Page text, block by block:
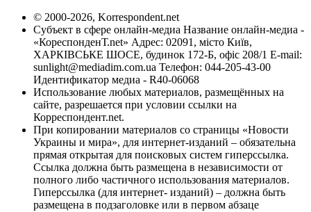
© 2000-2026, Korrespondent.net
Субъект в сфере онлайн-медиа Название онлайн-медиа -
«КореспонденТ.net» Адрес: 02091, місто Київ,
ХАРКІВСЬКЕ ШОСЕ, будинок 172-Б, офіс 208/1 E-mail:
sunlight@mediadim.com.ua Телефон: 044-205-43-00
Идентификатор медиа - R40-06068
Использование любых материалов, размещённых на
сайте, разрешается при условии ссылки на
Корреспондент.net.
При копировании материалов со страницы «Новости
Украины и мира», для интернет-изданий – обязательна
прямая открытая для поисковых систем гиперссылка.
Ссылка должна быть размещена в независимости от
полного либо частичного использования материалов.
Гиперссылка (для интернет- изданий) – должна быть
размещена в подзаголовке или в первом абзаце